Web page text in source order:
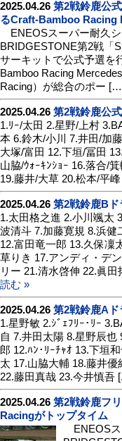
2025.04.26 第2戦鈴鹿公
るCraft-Bamboo Racing
ENEOSスーパー耐久
BRIDGESTONE第2戦「
サーキットで公式予選を
Bamboo Racing
Racing）が総合のポー
2025.04.26 第2戦鈴鹿公
1.ﾘｰ/太田 2.星野/上村
本 6.鈴木/小川 7.井田/加
大塚/富田 12.下垣/冨田
山脇/ｳｫｰｷﾝｼｮｰ 16.落合/
19.藤井/大草 20.松本/平
2025.04.26 第2戦鈴鹿B
1.太田格之進 2.小川颯太
波清斗 7.加藤寛規 8.浜健
12.富田竜一郎 13.久保凜
草りき 17.アンディ・デ
リー 21.清水啓伸 22.眞
読む »
2025.04.26 第2戦鈴鹿A
1.星野敏 2.ｼﾞｪﾌﾘｰ･ﾘｰ
自 7.井田太陽 8.星野辰也
郎 12.ﾊﾝ･ﾘｰﾁｬｵ 13.下垣
太 17.山脇大輔 18.藤井
22.藤田真哉 23.今井慎吾
2025.04.26 第2戦鈴鹿フ
Racingがトップタイム
ENEOSス